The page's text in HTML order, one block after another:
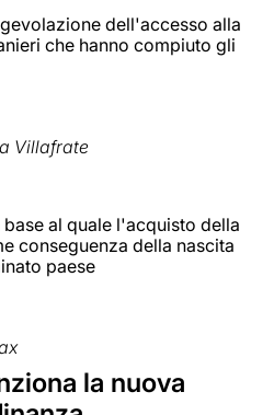
dell'accesso alla
che hanno compiuto gli
Villafrate
al quale l'acquisto della
conseguenza della nascita
paese
la nuova